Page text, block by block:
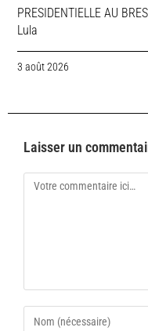
PRESIDENTIELLE AU
Lula
3 août 2026
Laisser un